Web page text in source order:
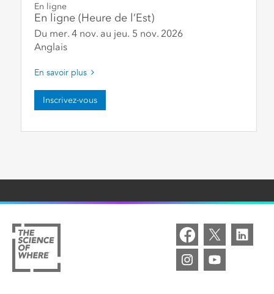
En ligne
En ligne (Heure de l’Est)
Du mer. 4 nov. au jeu. 5 nov. 2026
Anglais
En savoir plus
Inscrivez-vous